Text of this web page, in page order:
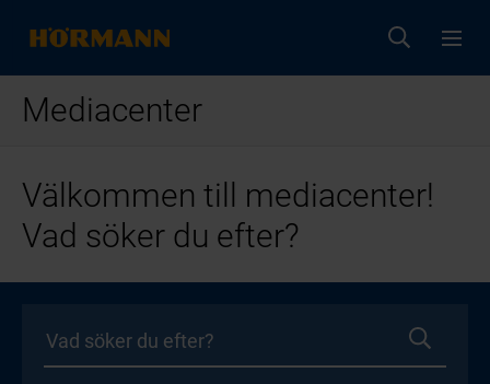
Mediacenter
Välkommen till mediacenter!
Vad söker du efter?